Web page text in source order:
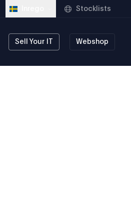
Stocklists
Sell Your IT Webshop